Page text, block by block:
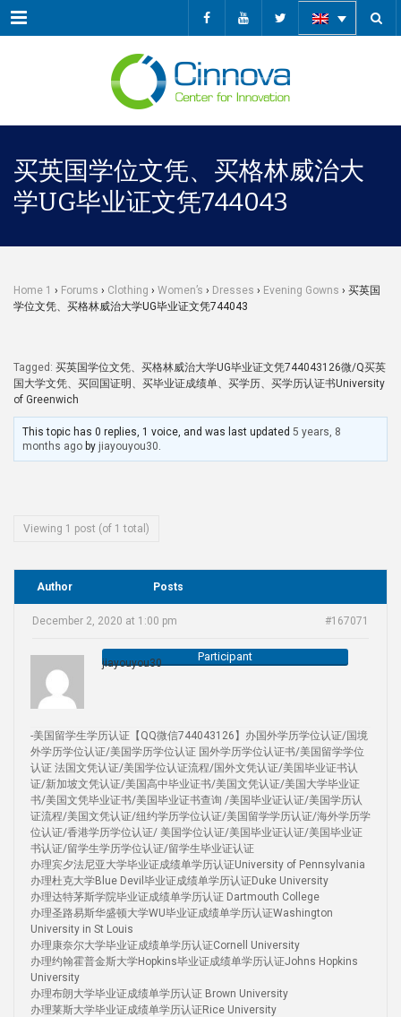
Menu
买英国学位文凭、买格林威治大
学UG毕业证文凭744043
Home 1 › Forums › Clothing › Women’s › Dresses › Evening Gowns › 买英国
学位文凭、买格林威治大学UG毕业证文凭744043
Tagged: 买英国学位文凭、买格林威治大学UG毕业证文凭744043126微/Q买英
国大学文凭、买回国证明、买毕业证成绩单、买学历、买学历认证书University
of Greenwich
This topic has 0 replies, 1 voice, and was last updated5 years, 8
months ago by jiayouyou30.
Viewing 1 post (of 1 total)
Author Posts
December 2, 2020 at 1:00 pm #167071
jiayouyou30 Participant
-美国留学生学历认证【QQ微信744043126】办国外学历学位认证/国境
外学历学位认证/美国学历学位认证 国外学历学位认证书/美国留学学位
认证 法国文凭认证/美国学位认证流程/国外文凭认证/美国毕业证书认
证/新加坡文凭认证/美国高中毕业证书/美国文凭认证/美国大学毕业证
书/美国文凭毕业证书/美国毕业证书查询 /美国毕业证认证/美国学历认
证流程/美国文凭认证/纽约学历学位认证/美国留学学历认证/海外学历学
位认证/香港学历学位认证/ 美国学位认证/美国毕业证认证/美国毕业证
书认证/留学生学历学位认证/留学生毕业证认证
办理宾夕法尼亚大学毕业证成绩单学历认证University of Pennsylvania
办理杜克大学Blue Devil毕业证成绩单学历认证Duke University
办理达特茅斯学院毕业证成绩单学历认证 Dartmouth College
办理圣路易斯华盛顿大学WU毕业证成绩单学历认证Washington
University in St Louis
办理康奈尔大学毕业证成绩单学历认证Cornell University
办理约翰霍普金斯大学Hopkins毕业证成绩单学历认证Johns Hopkins
University
办理布朗大学毕业证成绩单学历认证 Brown University
办理莱斯大学毕业证成绩单学历认证Rice University